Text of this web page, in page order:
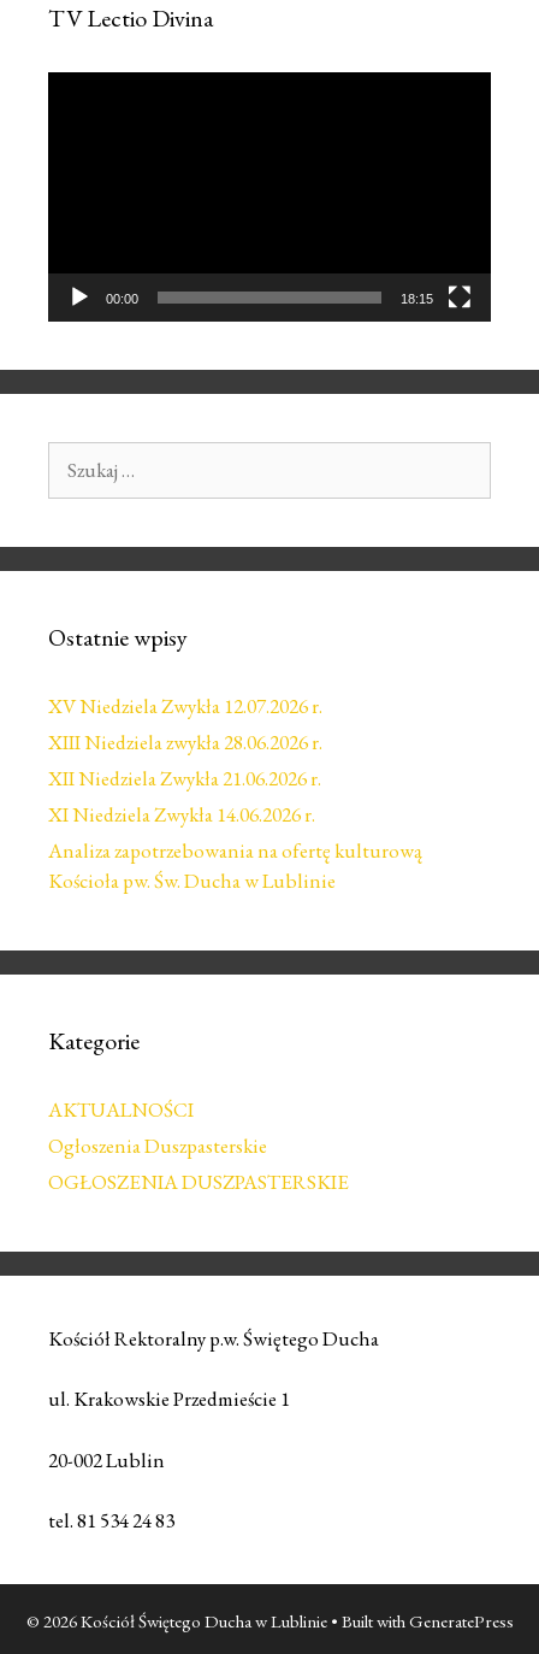
TV Lectio Divina
00:00 18:15
Ostatnie wpisy
XV Niedziela Zwykła 12.07.2026 r.
XIII Niedziela zwykła 28.06.2026 r.
XII Niedziela Zwykła 21.06.2026 r.
XI Niedziela Zwykła 14.06.2026 r.
Analiza zapotrzebowania na ofertę kulturową
Kościoła pw. Św. Ducha w Lublinie
Kategorie
AKTUALNOŚCI
Ogłoszenia Duszpasterskie
OGŁOSZENIA DUSZPASTERSKIE
Kościół Rektoralny p.w. Świętego Ducha
ul. Krakowskie Przedmieście 1
20-002 Lublin
tel. 81 534 24 83
© 2026 Kościół Świętego Ducha w Lublinie• Built withGeneratePress